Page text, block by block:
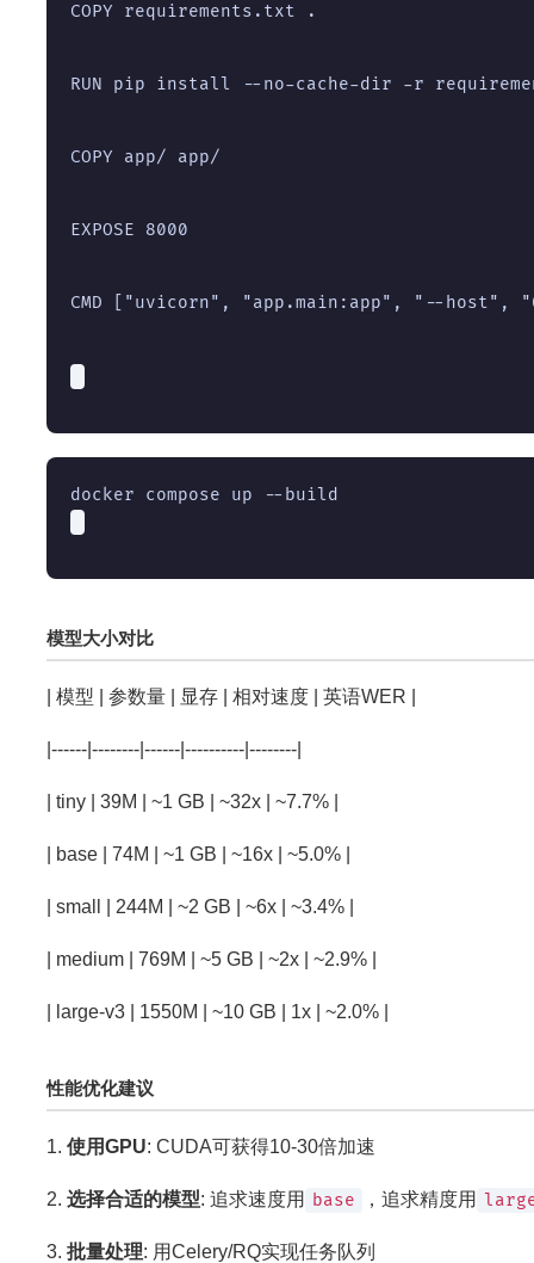
COPY requirements.txt .
RUN pip install --no-cache-dir -r
COPY app/ app/
EXPOSE 8000
CMD ["uvicorn", "app.main:app", "--
模型大小对比
| 模型 | 参数量 | 显存 | 相对速度 | 英语WER |
|------|--------|------|----------|--------|
| tiny | 39M | ~1 GB | ~32x | ~7.7% |
| base | 74M | ~1 GB | ~16x | ~5.0% |
| small | 244M | ~2 GB | ~6x | ~3.4% |
| medium | 769M | ~5 GB | ~2x | ~2.9% |
| large-v3 | 1550M | ~10 GB | 1x | ~2.0% |
性能优化建议
1. 使用GPU: CUDA可获得10-30倍加速
2. 选择合适的模型: 追求速度用 base ，追求精度用
3. 批量处理: 用Celery/RQ实现任务队列